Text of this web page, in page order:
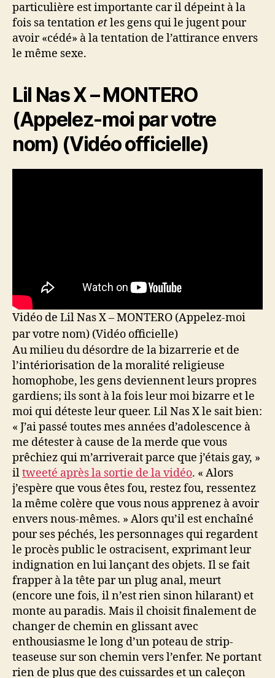
particulière est importante car il dépeint à la
fois sa tentationetles gens qui le jugent pour
avoir «cédé» à la tentation de l’attirance envers
le même sexe.
Lil Nas X – MONTERO
(Appelez-moi par votre
nom) (Vidéo officielle)
Vidéo de Lil Nas X – MONTERO (Appelez-moi
par votre nom) (Vidéo officielle)
Au milieu du désordre de la bizarrerie et de
l’intériorisation de la moralité religieuse
homophobe, les gens deviennent leurs propres
gardiens; ils sont à la fois leur moi bizarre et le
moi qui déteste leur queer. Lil Nas X le sait bien:
« J’ai passé toutes mes années d’adolescence à
me détester à cause de la merde que vous
prêchiez qui m’arriverait parce que j’étais gay, »
iltweeté après la sortie de la vidéo. « Alors
j’espère que vous êtes fou, restez fou, ressentez
la même colère que vous nous apprenez à avoir
envers nous-mêmes. » Alors qu’il est enchaîné
pour ses péchés, les personnages qui regardent
le procès public le ostracisent, exprimant leur
indignation en lui lançant des objets. Il se fait
frapper à la tête par un plug anal, meurt
(encore une fois, il n’est rien sinon hilarant) et
monte au paradis. Mais il choisit finalement de
changer de chemin en glissant avec
enthousiasme le long d’un poteau de strip-
teaseuse sur son chemin vers l’enfer. Ne portant
rien de plus que des cuissardes et un caleçon